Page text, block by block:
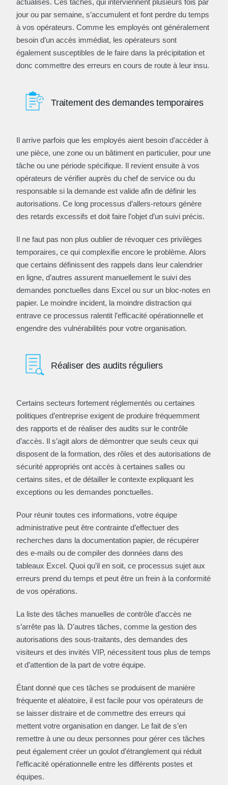
jour ou par semaine, s’accumulent et font perdre du temps
à vos opérateurs. Comme les employés ont généralement
besoin d’un accès immédiat, les opérateurs sont
également susceptibles de le faire dans la précipitation et
donc commettre des erreurs en cours de route à leur insu.
Traitement des demandes temporaires
Il arrive parfois que les employés aient besoin d’accéder à
une pièce, une zone ou un bâtiment en particulier, pour une
tâche ou une période spécifique. Il revient ensuite à vos
opérateurs de vérifier auprès du chef de service ou du
responsable si la demande est valide afin de définir les
autorisations. Ce long processus d’allers-retours génère
des retards excessifs et doit faire l’objet d’un suivi précis.
Il ne faut pas non plus oublier de révoquer ces privilèges
temporaires, ce qui complexifie encore le problème. Alors
que certains définissent des rappels dans leur calendrier
en ligne, d’autres assurent manuellement le suivi des
demandes ponctuelles dans Excel ou sur un bloc-notes en
papier. Le moindre incident, la moindre distraction qui
entrave ce processus ralentit l’efficacité opérationnelle et
engendre des vulnérabilités pour votre organisation.
Réaliser des audits réguliers
Certains secteurs fortement réglementés ou certaines
politiques d’entreprise exigent de produire fréquemment
des rapports et de réaliser des audits sur le contrôle
d’accès. Il s’agit alors de démontrer que seuls ceux qui
disposent de la formation, des rôles et des autorisations de
sécurité appropriés ont accès à certaines salles ou
certains sites, et de détailler le contexte expliquant les
exceptions ou les demandes ponctuelles.
Pour réunir toutes ces informations, votre équipe
administrative peut être contrainte d’effectuer des
recherches dans la documentation papier, de récupérer
des e-mails ou de compiler des données dans des
tableaux Excel. Quoi qu’il en soit, ce processus sujet aux
erreurs prend du temps et peut être un frein à la conformité
de vos opérations.
La liste des tâches manuelles de contrôle d’accès ne
s’arrête pas là. D’autres tâches, comme la gestion des
autorisations des sous-traitants, des demandes des
visiteurs et des invités VIP, nécessitent tous plus de temps
et d’attention de la part de votre équipe.
Étant donné que ces tâches se produisent de manière
fréquente et aléatoire, il est facile pour vos opérateurs de
se laisser distraire et de commettre des erreurs qui
mettent votre organisation en danger. Le fait de s’en
remettre à une ou deux personnes pour gérer ces tâches
peut également créer un goulot d’étranglement qui réduit
l’efficacité opérationnelle entre les différents postes et
équipes.